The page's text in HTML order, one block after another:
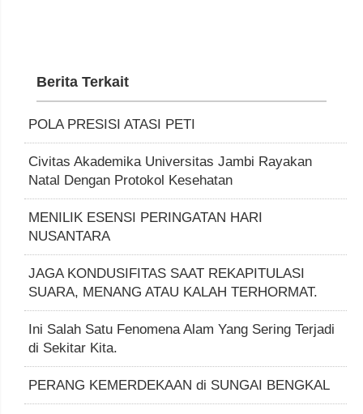
Berita Terkait
POLA PRESISI ATASI PETI
Civitas Akademika Universitas Jambi Rayakan
Natal Dengan Protokol Kesehatan
MENILIK ESENSI PERINGATAN HARI
NUSANTARA
JAGA KONDUSIFITAS SAAT REKAPITULASI
SUARA, MENANG ATAU KALAH TERHORMAT.
Ini Salah Satu Fenomena Alam Yang Sering Terjadi
di Sekitar Kita.
PERANG KEMERDEKAAN di SUNGAI BENGKAL